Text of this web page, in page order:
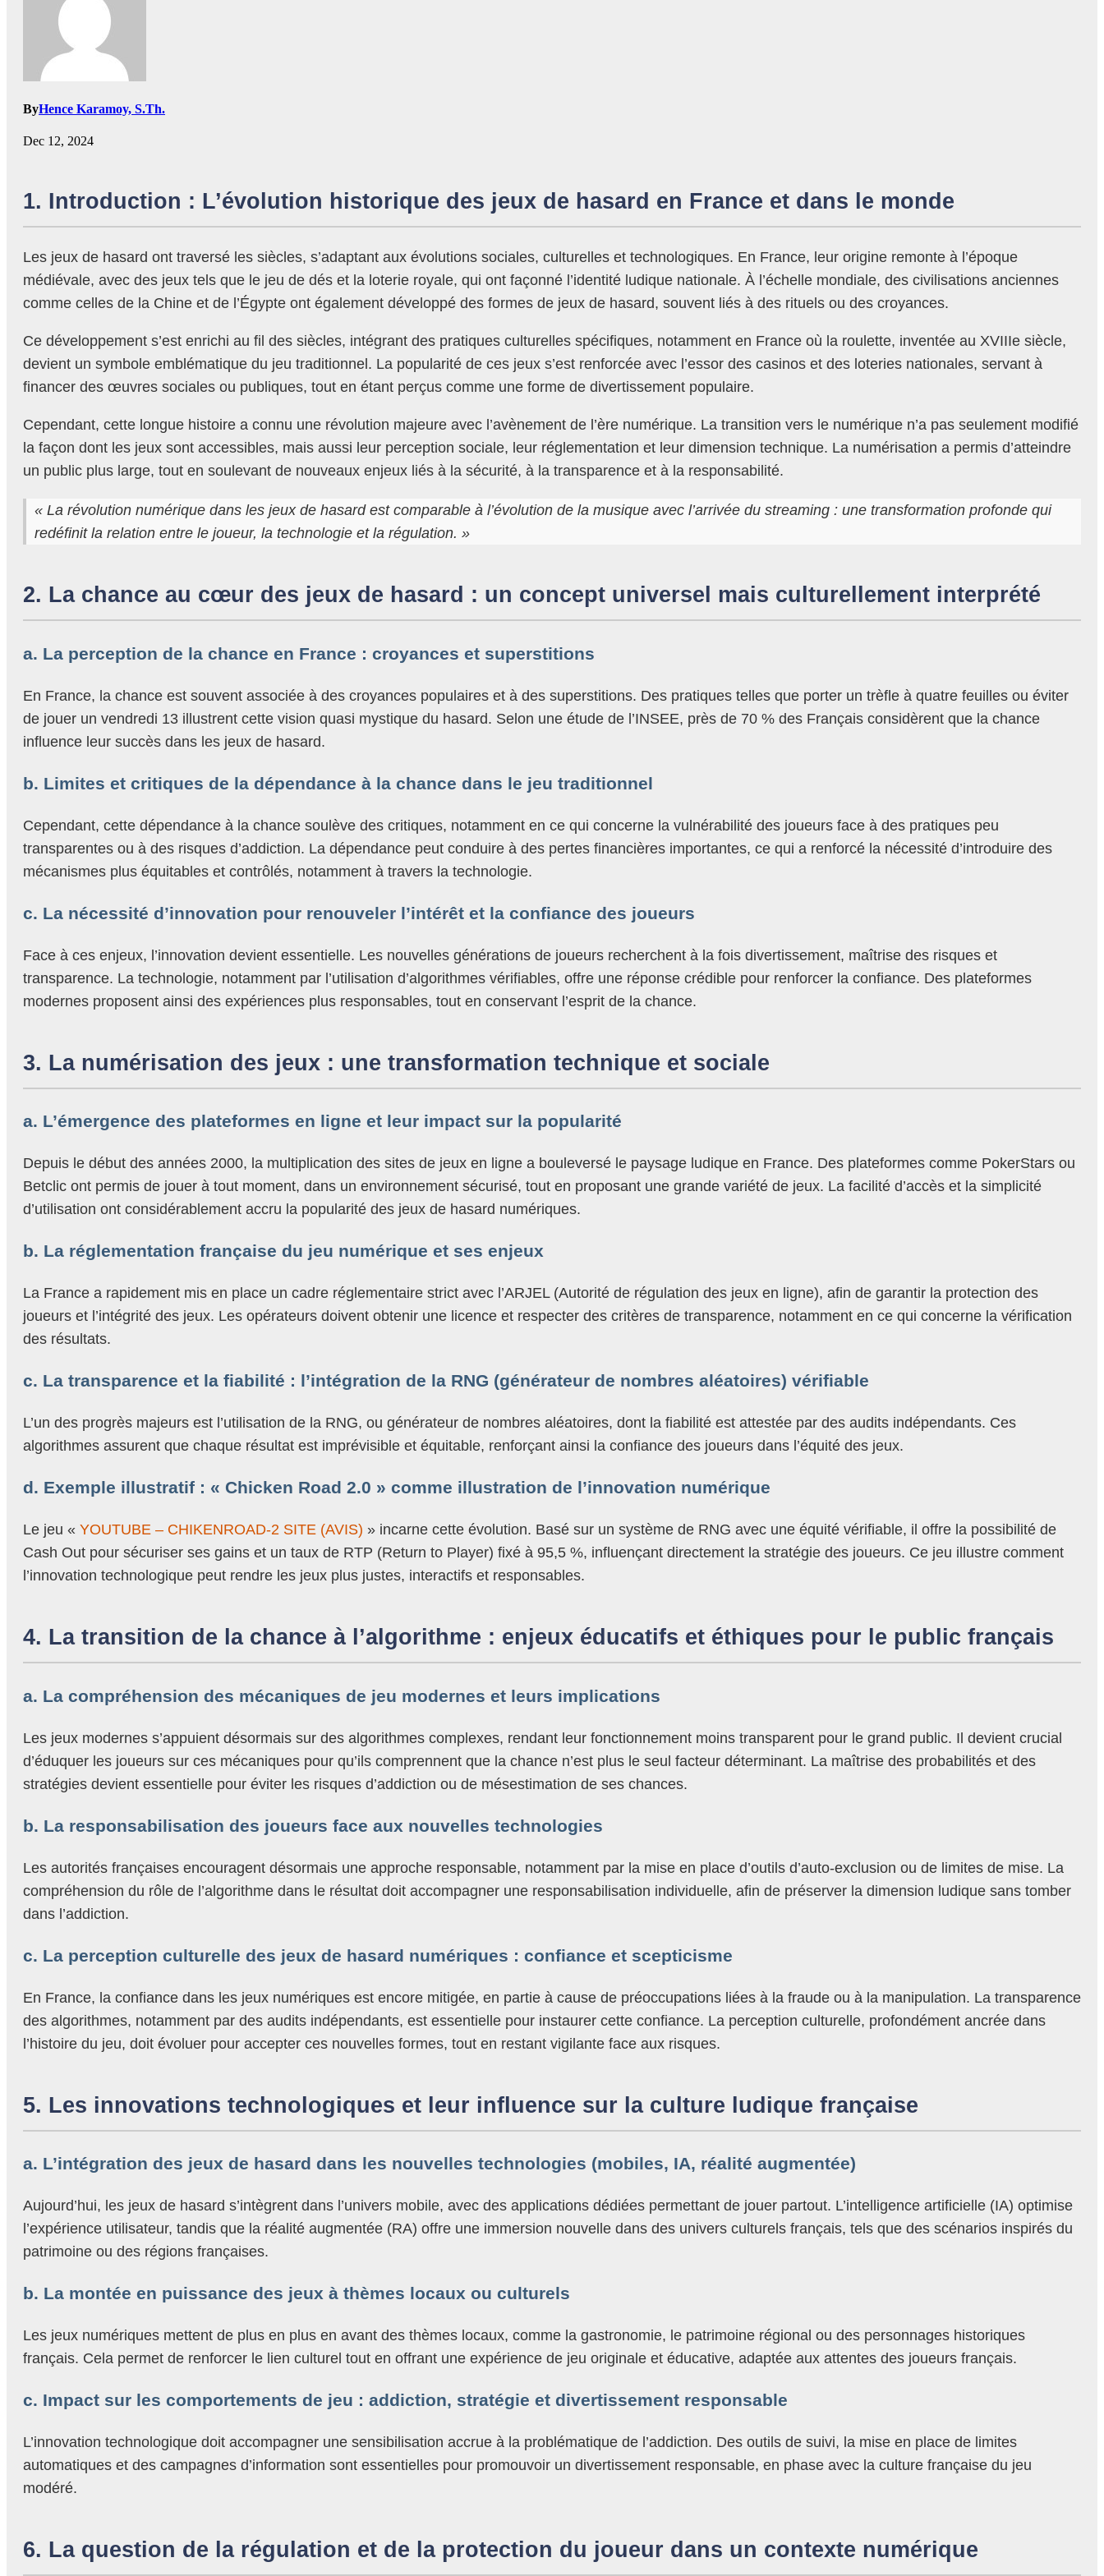
ByHence Karamoy, S.Th.
Dec 12, 2024
1. Introduction : L’évolution historique des jeux de hasard en France et dans le monde
Les jeux de hasard ont traversé les siècles, s’adaptant aux évolutions sociales, culturelles et technologiques. En France, leur origine remonte à l’époque
médiévale, avec des jeux tels que le jeu de dés et la loterie royale, qui ont façonné l’identité ludique nationale. À l’échelle mondiale, des civilisations anciennes
comme celles de la Chine et de l’Égypte ont également développé des formes de jeux de hasard, souvent liés à des rituels ou des croyances.
Ce développement s’est enrichi au fil des siècles, intégrant des pratiques culturelles spécifiques, notamment en France où la roulette, inventée au XVIIIe siècle,
devient un symbole emblématique du jeu traditionnel. La popularité de ces jeux s’est renforcée avec l’essor des casinos et des loteries nationales, servant à
financer des œuvres sociales ou publiques, tout en étant perçus comme une forme de divertissement populaire.
Cependant, cette longue histoire a connu une révolution majeure avec l’avènement de l’ère numérique. La transition vers le numérique n’a pas seulement modifié
la façon dont les jeux sont accessibles, mais aussi leur perception sociale, leur réglementation et leur dimension technique. La numérisation a permis d’atteindre
un public plus large, tout en soulevant de nouveaux enjeux liés à la sécurité, à la transparence et à la responsabilité.
« La révolution numérique dans les jeux de hasard est comparable à l’évolution de la musique avec l’arrivée du streaming : une transformation profonde qui
redéfinit la relation entre le joueur, la technologie et la régulation. »
2. La chance au cœur des jeux de hasard : un concept universel mais culturellement interprété
a. La perception de la chance en France : croyances et superstitions
En France, la chance est souvent associée à des croyances populaires et à des superstitions. Des pratiques telles que porter un trèfle à quatre feuilles ou éviter
de jouer un vendredi 13 illustrent cette vision quasi mystique du hasard. Selon une étude de l’INSEE, près de 70 % des Français considèrent que la chance
influence leur succès dans les jeux de hasard.
b. Limites et critiques de la dépendance à la chance dans le jeu traditionnel
Cependant, cette dépendance à la chance soulève des critiques, notamment en ce qui concerne la vulnérabilité des joueurs face à des pratiques peu
transparentes ou à des risques d’addiction. La dépendance peut conduire à des pertes financières importantes, ce qui a renforcé la nécessité d’introduire des
mécanismes plus équitables et contrôlés, notamment à travers la technologie.
c. La nécessité d’innovation pour renouveler l’intérêt et la confiance des joueurs
Face à ces enjeux, l’innovation devient essentielle. Les nouvelles générations de joueurs recherchent à la fois divertissement, maîtrise des risques et
transparence. La technologie, notamment par l’utilisation d’algorithmes vérifiables, offre une réponse crédible pour renforcer la confiance. Des plateformes
modernes proposent ainsi des expériences plus responsables, tout en conservant l’esprit de la chance.
3. La numérisation des jeux : une transformation technique et sociale
a. L’émergence des plateformes en ligne et leur impact sur la popularité
Depuis le début des années 2000, la multiplication des sites de jeux en ligne a bouleversé le paysage ludique en France. Des plateformes comme PokerStars ou
Betclic ont permis de jouer à tout moment, dans un environnement sécurisé, tout en proposant une grande variété de jeux. La facilité d’accès et la simplicité
d’utilisation ont considérablement accru la popularité des jeux de hasard numériques.
b. La réglementation française du jeu numérique et ses enjeux
La France a rapidement mis en place un cadre réglementaire strict avec l’ARJEL (Autorité de régulation des jeux en ligne), afin de garantir la protection des
joueurs et l’intégrité des jeux. Les opérateurs doivent obtenir une licence et respecter des critères de transparence, notamment en ce qui concerne la vérification
des résultats.
c. La transparence et la fiabilité : l’intégration de la RNG (générateur de nombres aléatoires) vérifiable
L’un des progrès majeurs est l’utilisation de la RNG, ou générateur de nombres aléatoires, dont la fiabilité est attestée par des audits indépendants. Ces
algorithmes assurent que chaque résultat est imprévisible et équitable, renforçant ainsi la confiance des joueurs dans l’équité des jeux.
d. Exemple illustratif : « Chicken Road 2.0 » comme illustration de l’innovation numérique
Le jeu « YOUTUBE – CHIKENROAD-2 SITE (AVIS) » incarne cette évolution. Basé sur un système de RNG avec une équité vérifiable, il offre la possibilité de
Cash Out pour sécuriser ses gains et un taux de RTP (Return to Player) fixé à 95,5 %, influençant directement la stratégie des joueurs. Ce jeu illustre comment
l’innovation technologique peut rendre les jeux plus justes, interactifs et responsables.
4. La transition de la chance à l’algorithme : enjeux éducatifs et éthiques pour le public français
a. La compréhension des mécaniques de jeu modernes et leurs implications
Les jeux modernes s’appuient désormais sur des algorithmes complexes, rendant leur fonctionnement moins transparent pour le grand public. Il devient crucial
d’éduquer les joueurs sur ces mécaniques pour qu’ils comprennent que la chance n’est plus le seul facteur déterminant. La maîtrise des probabilités et des
stratégies devient essentielle pour éviter les risques d’addiction ou de mésestimation de ses chances.
b. La responsabilisation des joueurs face aux nouvelles technologies
Les autorités françaises encouragent désormais une approche responsable, notamment par la mise en place d’outils d’auto-exclusion ou de limites de mise. La
compréhension du rôle de l’algorithme dans le résultat doit accompagner une responsabilisation individuelle, afin de préserver la dimension ludique sans tomber
dans l’addiction.
c. La perception culturelle des jeux de hasard numériques : confiance et scepticisme
En France, la confiance dans les jeux numériques est encore mitigée, en partie à cause de préoccupations liées à la fraude ou à la manipulation. La transparence
des algorithmes, notamment par des audits indépendants, est essentielle pour instaurer cette confiance. La perception culturelle, profondément ancrée dans
l’histoire du jeu, doit évoluer pour accepter ces nouvelles formes, tout en restant vigilante face aux risques.
5. Les innovations technologiques et leur influence sur la culture ludique française
a. L’intégration des jeux de hasard dans les nouvelles technologies (mobiles, IA, réalité augmentée)
Aujourd’hui, les jeux de hasard s’intègrent dans l’univers mobile, avec des applications dédiées permettant de jouer partout. L’intelligence artificielle (IA) optimise
l’expérience utilisateur, tandis que la réalité augmentée (RA) offre une immersion nouvelle dans des univers culturels français, tels que des scénarios inspirés du
patrimoine ou des régions françaises.
b. La montée en puissance des jeux à thèmes locaux ou culturels
Les jeux numériques mettent de plus en plus en avant des thèmes locaux, comme la gastronomie, le patrimoine régional ou des personnages historiques
français. Cela permet de renforcer le lien culturel tout en offrant une expérience de jeu originale et éducative, adaptée aux attentes des joueurs français.
c. Impact sur les comportements de jeu : addiction, stratégie et divertissement responsable
L’innovation technologique doit accompagner une sensibilisation accrue à la problématique de l’addiction. Des outils de suivi, la mise en place de limites
automatiques et des campagnes d’information sont essentielles pour promouvoir un divertissement responsable, en phase avec la culture française du jeu
modéré.
6. La question de la régulation et de la protection du joueur dans un contexte numérique